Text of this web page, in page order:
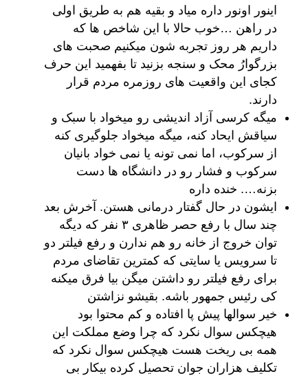
اینور اونور داره میاد و بقیه هم به طریق اولی
در راهن …خوب حالا با این شاخص ها که
داریم هر روز تجربه شون میکنیم صحبت های
بزرگوارُ محک و سنجه بزنید تا بفهمید این حرف
کجای این واقعیت های روزمره مردم قرار
دارند.
میگه کرسی آزاد اندیشی رو میخواد با سبک و
سیاقش ایحاد کنه، میگه میخواد جلوگیری کنه
از سرکوب، اما نمی تونه یا نمی خواد بانیان
سرکوب و فشار رو در دانشگاه ها دست
بزنه…. خنده داره
ایشون در حال گفتار درمانی هستن. آخرش بعد
چند سال با رفع حصر ظاهری ۳ نفر که دیگه
توان خروج از خانه رو هم ندارن و رفع فیلتر دو
تا سرویس یا سایتی که کمترین تقاضای مردم
برای رفع فیلتر رو داشتن میگن بیا فرق میکنه
کی رئیس جمهور باشه. بقیشو نزاشتن
خیر سوالها پیش پا افتاده و کم محتوا بود
هیچکس سوال نکرد که چرا وضع مملکت این
همه بی ریخت هست هیچکس سوال نکرد که
تکلیف هزاران جوان تحصیل کرده بیکار بی